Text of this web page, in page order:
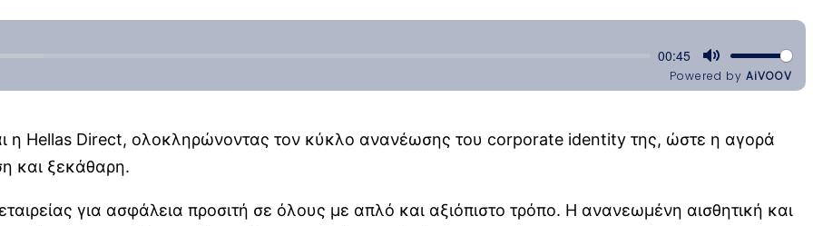
η Hellas Direct, ολοκληρώνοντας τον κύκλο ανανέωσης του corporate identity της, ώστε η αγορά
και ξεκάθαρη.
για ασφάλεια προσιτή σε όλους με απλό και αξιόπιστο τρόπο. Η ανανεωμένη αισθητική και